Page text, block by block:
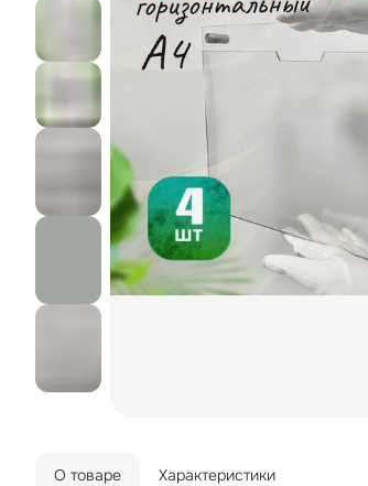
О товаре Характеристики